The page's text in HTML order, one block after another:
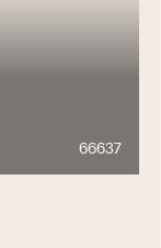
66637